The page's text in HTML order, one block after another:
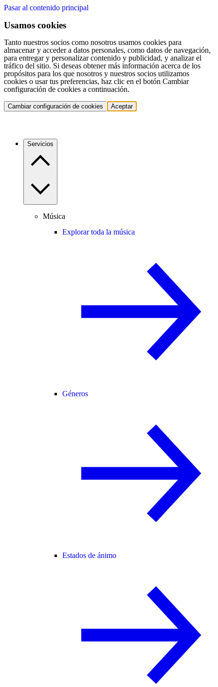
Pasar al contenido principal
Usamos cookies
Tanto nuestros socios como nosotros usamos cookies para
almacenar y acceder a datos personales, como datos de navegación,
para entregar y personalizar contenido y publicidad, y analizar el
tráfico del sitio. Si deseas obtener más información acerca de los
propósitos para los que nosotros y nuestros socios utilizamos
cookies o usar tus preferencias, haz clic en el botón Cambiar
configuración de cookies a continuación.
Cambiar configuración de cookies Aceptar
Servicios
Música
Explorar toda la música
Géneros
Estados de ánimo